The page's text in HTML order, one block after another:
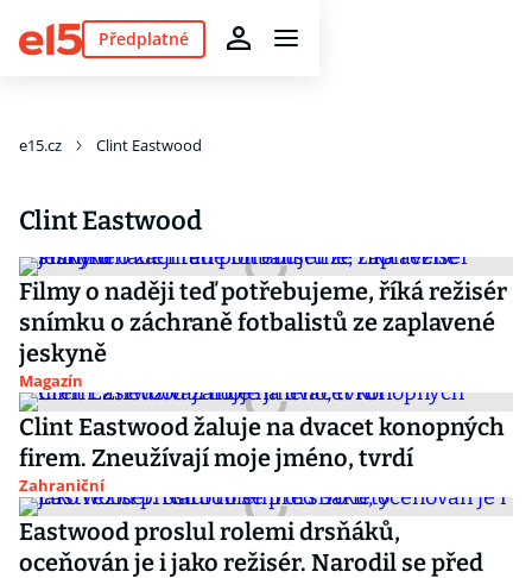
Předplatné
e15.cz Clint Eastwood
Clint Eastwood
Filmy o naději teď potřebujeme, říká režisér
snímku o záchraně fotbalistů ze zaplavené
jeskyně
Magazín
Clint Eastwood žaluje na dvacet konopných
firem. Zneužívají moje jméno, tvrdí
Zahraniční
Eastwood proslul rolemi drsňáků,
oceňován je i jako režisér. Narodil se před